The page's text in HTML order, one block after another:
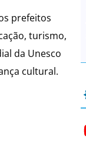
prefeitos
turismo,
da Unesco
cultural.